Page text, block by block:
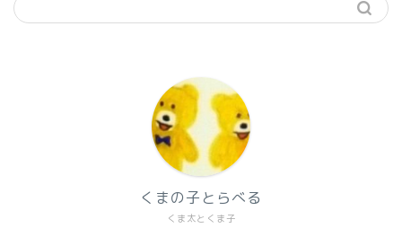
くま太とくま子
くまの子とらべる